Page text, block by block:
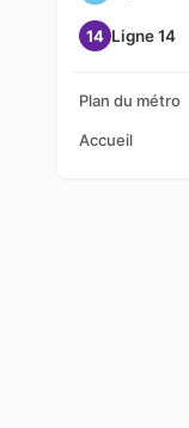
14 Ligne 14
Plan du métro
Accueil